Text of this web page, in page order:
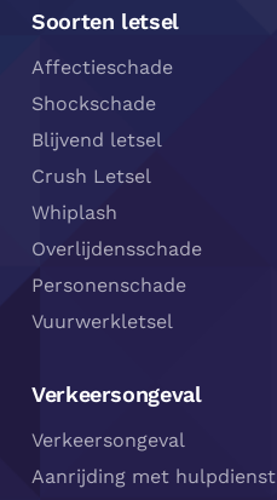
Soorten letsel
Affectieschade
Shockschade
Blijvend letsel
Crush Letsel
Whiplash
Overlijdensschade
Personenschade
Vuurwerkletsel
Verkeersongeval
Verkeersongeval
Aanrijding met hulpdienst